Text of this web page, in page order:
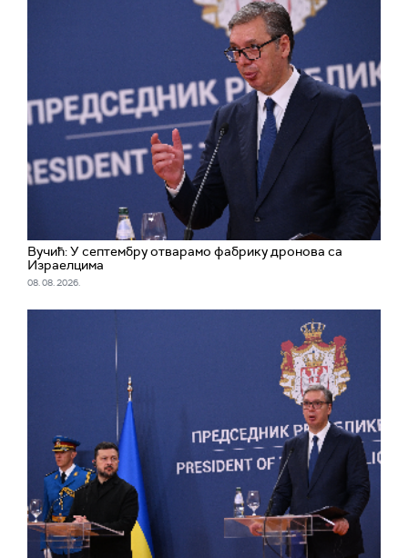
Вучић: У септембру отварамо фабрику дронова са
Израелцима
08. 08. 2026.